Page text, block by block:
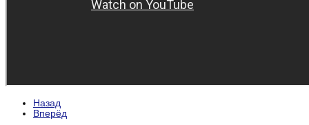
Назад
Вперёд